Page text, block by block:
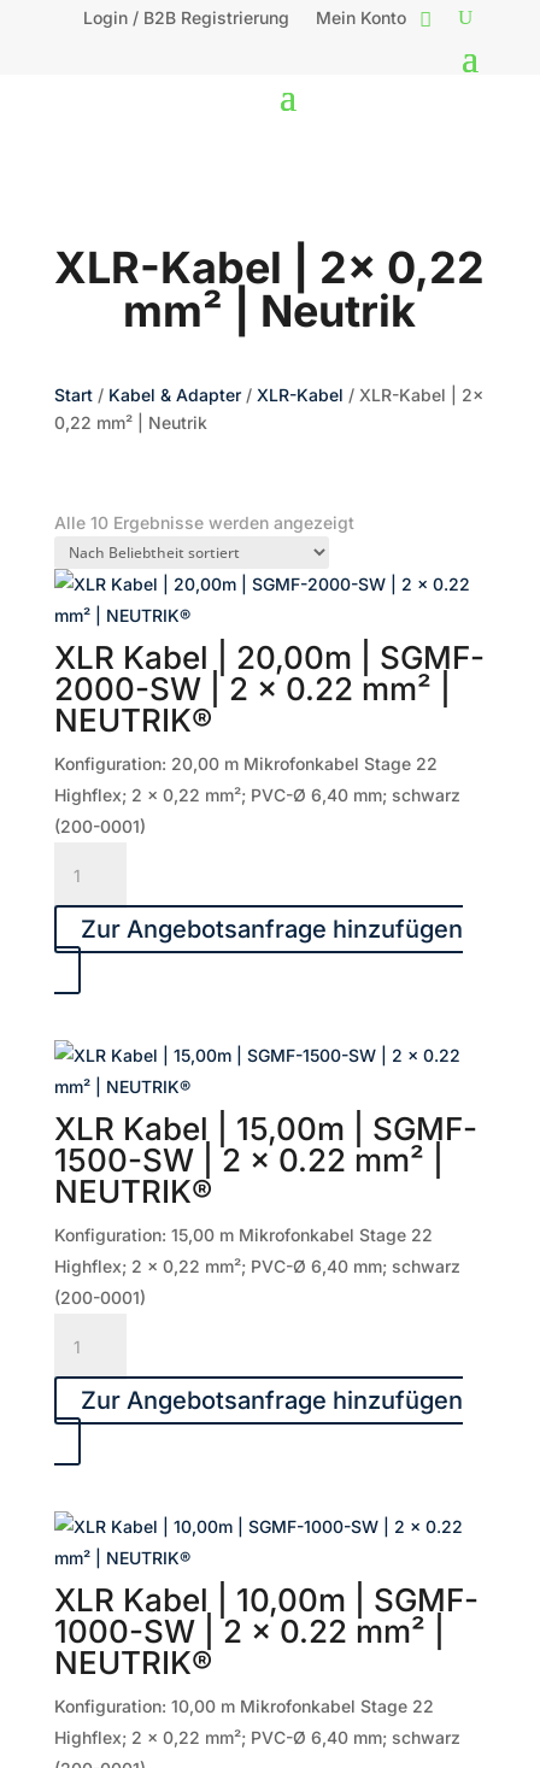
Login / B2B Registrierung Mein Konto
XLR-Kabel | 2x 0,22
mm² | Neutrik
Start/ Kabel & Adapter/ XLR-Kabel / XLR-Kabel | 2x
0,22 mm² | Neutrik
Alle 10 Ergebnisse werden angezeigtNach
sortiert
XLR Kabel | 20,00m | SGMF-
2000-SW | 2 x 0.22 mm² |
NEUTRIK®
Konfiguration: 20,00 m Mikrofonkabel Stage 22
Highflex; 2 x 0,22 mm²; PVC-Ø 6,40 mm; schwarz
(200-0001)
Kabel
20,00m
2000-
2
x
0.22
mm²
|
NEUTRIK®
Zur Angebotsanfrage hinzufügen
XLR Kabel | 15,00m | SGMF-
1500-SW | 2 x 0.22 mm² |
NEUTRIK®
Konfiguration: 15,00 m Mikrofonkabel Stage 22
Highflex; 2 x 0,22 mm²; PVC-Ø 6,40 mm; schwarz
(200-0001)
Kabel
15,00m
1500-
2
x
0.22
mm²
|
Zur Angebotsanfrage hinzufügen
XLR Kabel | 10,00m | SGMF-
1000-SW | 2 x 0.22 mm² |
NEUTRIK®
Konfiguration: 10,00 m Mikrofonkabel Stage 22
Highflex; 2 x 0,22 mm²; PVC-Ø 6,40 mm; schwarz